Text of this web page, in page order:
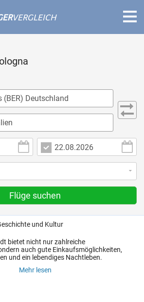
VERGLEICH
Flüge suchen
und Kultur
bietet nicht nur zahlreiche
auch gute Einkaufsmöglichkeiten,
und ein lebendiges Nachtleben.
Mehr lesen